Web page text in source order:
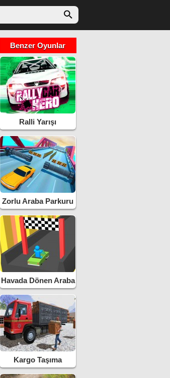
Benzer Oyunlar
Ralli Yarışı
Zorlu Araba Parkuru
Havada Dönen Araba
Kargo Taşıma
Kamyonu